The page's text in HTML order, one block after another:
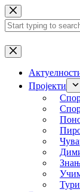
Skip
to
content
No
results
Пројекти